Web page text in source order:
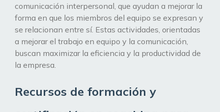
comunicación interpersonal, que ayudan a mejorar la
forma en que los miembros del equipo se expresan y
se relacionan entre sí. Estas actividades, orientadas
a mejorar el trabajo en equipo y la comunicación,
buscan maximizar la eficiencia y la productividad de
la empresa.
Recursos de formación y